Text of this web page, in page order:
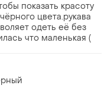
показать красоту
цвета.рукава
одеть её без
что маленькая (